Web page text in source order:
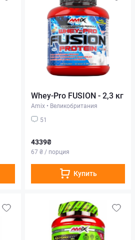
Whey-Pro FUSION - 2,3 кг
Amix • Великобритания
51
4339₴
67 ₴ / порция
Купить